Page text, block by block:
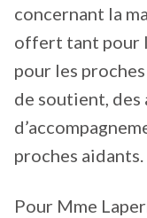
concernant la
offert tant pour
pour les
de soutient, des
proches aidants.
Pour Mme